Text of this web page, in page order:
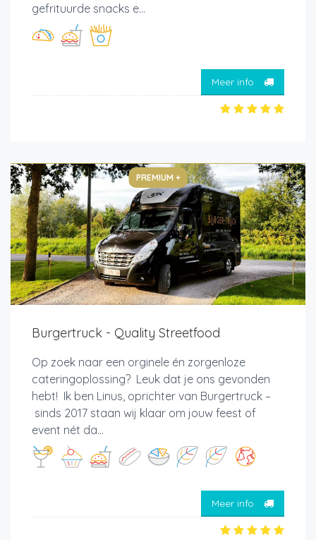
gefrituurde snacks e...
Meer info
PREMIUM +
Burgertruck - Quality Streetfood
Op zoek naar een orginele én zorgenloze
cateringoplossing? Leuk dat je ons gevonden
hebt! Ik ben Linus, oprichter van Burgertruck –
sinds 2017 staan wij klaar om jouw feest of
event nét da...
Meer info